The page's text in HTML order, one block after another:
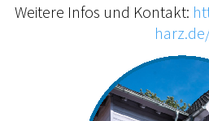
Weitere Infos und Kontakt: